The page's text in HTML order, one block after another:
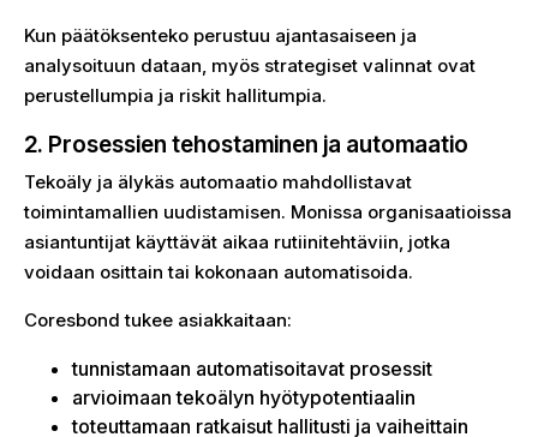
Kun päätöksenteko perustuu ajantasaiseen ja
analysoituun dataan, myös strategiset valinnat ovat
perustellumpia ja riskit hallitumpia.
2. Prosessien tehostaminen ja automaatio
Tekoäly ja älykäs automaatio mahdollistavat
toimintamallien uudistamisen. Monissa organisaatioissa
asiantuntijat käyttävät aikaa rutiinitehtäviin, jotka
voidaan osittain tai kokonaan automatisoida.
Coresbond tukee asiakkaitaan:
tunnistamaan automatisoitavat prosessit
arvioimaan tekoälyn hyötypotentiaalin
toteuttamaan ratkaisut hallitusti ja vaiheittain